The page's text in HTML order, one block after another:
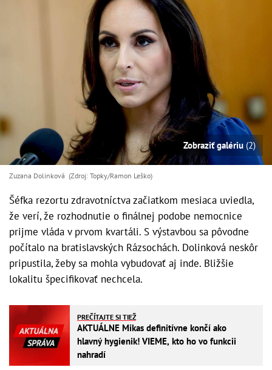
Zobraziť galériu (2)
Zuzana Dolinková (Zdroj: Topky/Ramon Leško)
Šéfka rezortu zdravotníctva začiatkom mesiaca uviedla,
že verí, že rozhodnutie o finálnej podobe nemocnice
prijme vláda v prvom kvartáli. S výstavbou sa pôvodne
počítalo na bratislavských Rázsochách. Dolinková neskôr
pripustila, žeby sa mohla vybudovať aj inde. Bližšie
lokalitu špecifikovať nechcela.
PREČÍTAJTE SI TIEŽ
AKTUÁLNE Mikas definitívne končí ako
hlavný hygienik! VIEME, kto ho vo funkcii
nahradí